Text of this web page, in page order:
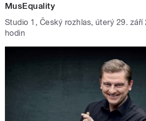
MusEquality
Studio 1, Český rozhlas, úterý 29. září
hodin